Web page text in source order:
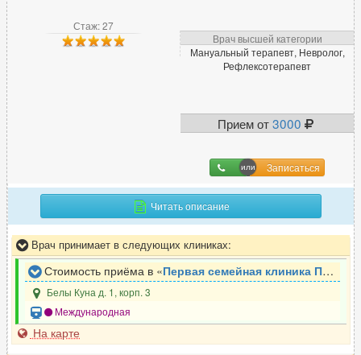
Стаж: 27
Врач высшей категории
Мануальный терапевт, Невролог,
Рефлексотерапевт
Прием от3000
Записаться
Читать описание
Врач принимает в следующих клиниках:
Стоимость приёма в «Первая семейная клиника Петербурга. Отделение неврологии
Белы Куна д. 1, корп. 3
Международная
На карте